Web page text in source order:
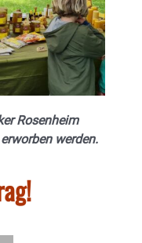
Rosenheim
werden.